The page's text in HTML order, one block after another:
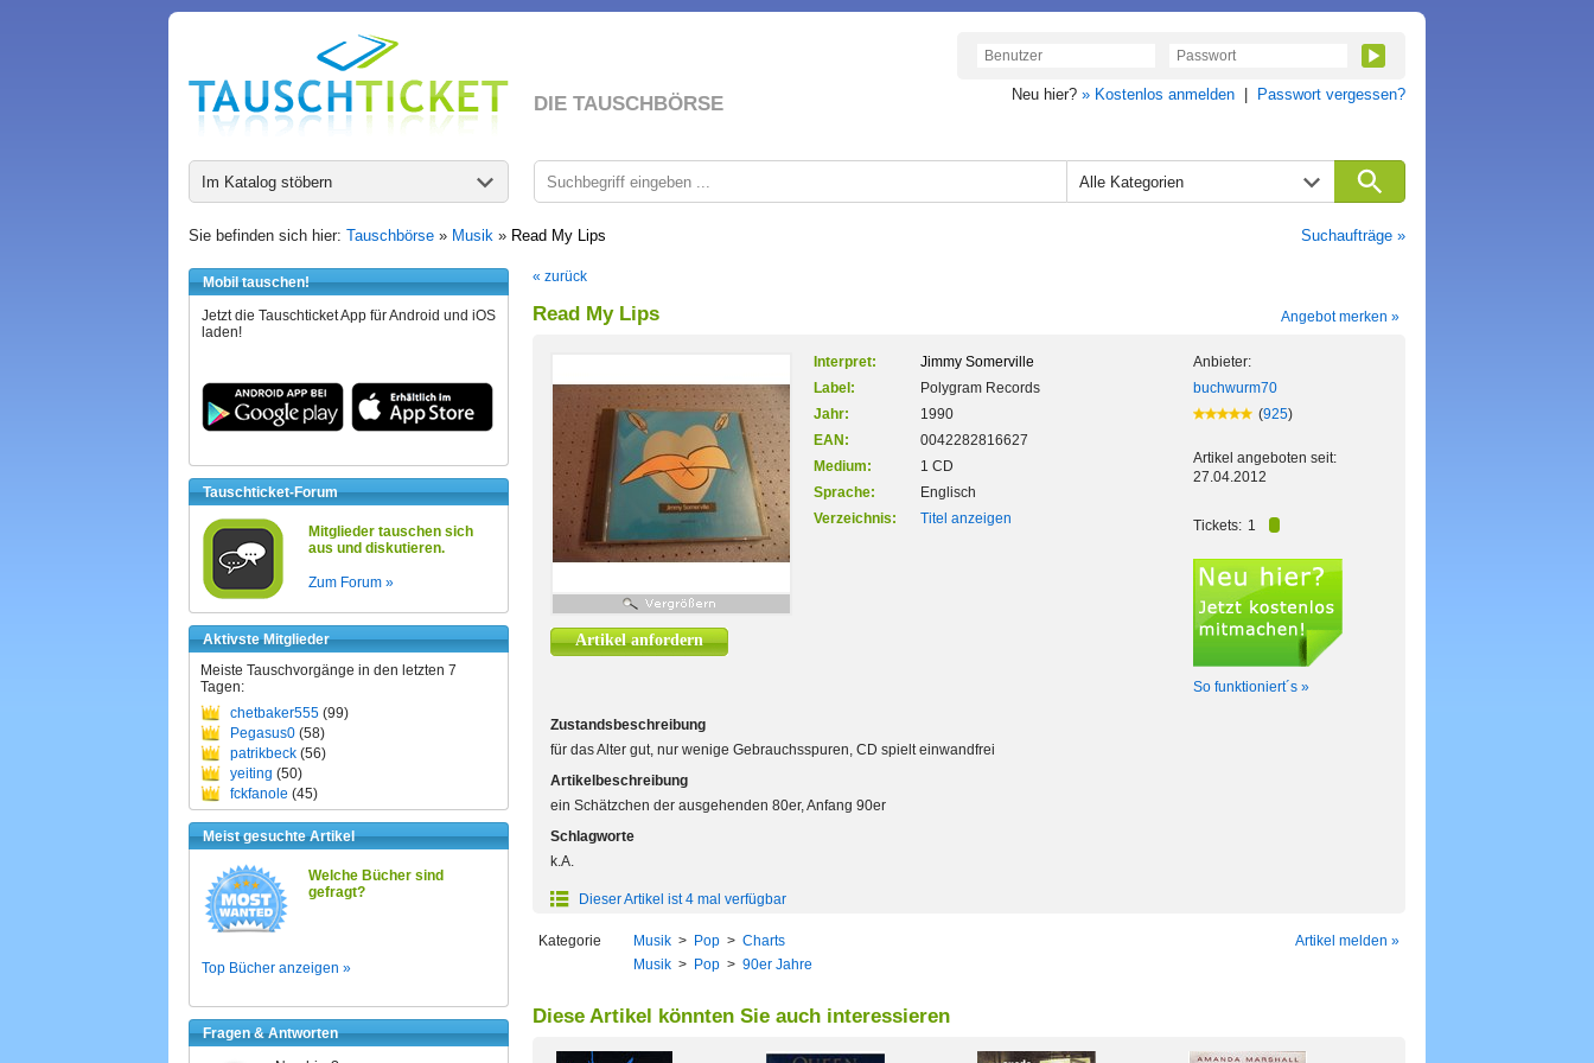
DIE TAUSCHBÖRSE Neu hier? » Kostenlos anmelden Passwort vergessen?
Im Katalog stöbern Alle Kategorien
Sie befinden sich hier: Tauschbörse » Musik » Read My Lips Suchaufträge »
Mobil tauschen!
Jetzt die Tauschticket App für Android und iOS
laden!
Tauschticket-Forum
Mitglieder tauschen sich
aus und diskutieren.
Zum Forum »
Aktivste Mitglieder
Meiste Tauschvorgänge in den letzten 7
Tagen:
chetbaker555 (99)
Pegasus0 (58)
patrikbeck (56)
yeiting (50)
fckfanole (45)
Meist gesuchte Artikel
Welche Bücher sind
gefragt?
Top Bücher anzeigen »
Fragen & Antworten
« zurück
Read My Lips Angebot merken »
Artikel anfordern
Interpret:
Jimmy Somerville
Label:
Polygram Records
Jahr:
1990
EAN:
0042282816627
Medium:
1 CD
Sprache:
Englisch
Verzeichnis:
Titel anzeigen
Anbieter:
buchwurm70
(925)
Artikel angeboten seit:
27.04.2012
Tickets: 1
So funktioniert´s »
Zustandsbeschreibung
für das Alter gut, nur wenige Gebrauchsspuren, CD spielt einwandfrei
Artikelbeschreibung
ein Schätzchen der ausgehenden 80er, Anfang 90er
Schlagworte
k.A.
Dieser Artikel ist 4 mal verfügbar
Kategorie Musik > Pop > Charts
Musik > Pop > 90er Jahre
Artikel melden »
Diese Artikel könnten Sie auch interessieren